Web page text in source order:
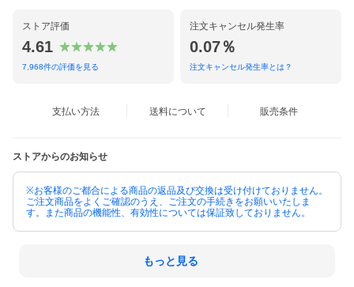
ストア評価
4.61
7,968件の評価を見る
注文キャンセル発生率
0.07％
注文キャンセル発生率とは？
支払い方法 送料について 販売条件
ストアからのお知らせ
※お客様のご都合による商品の返品及び交換は受け付けておりません。
ご注文商品をよくご確認のうえ、ご注文の手続きをお願いいたしま
す。また商品の機能性、有効性については保証致しておりません。
もっと見る